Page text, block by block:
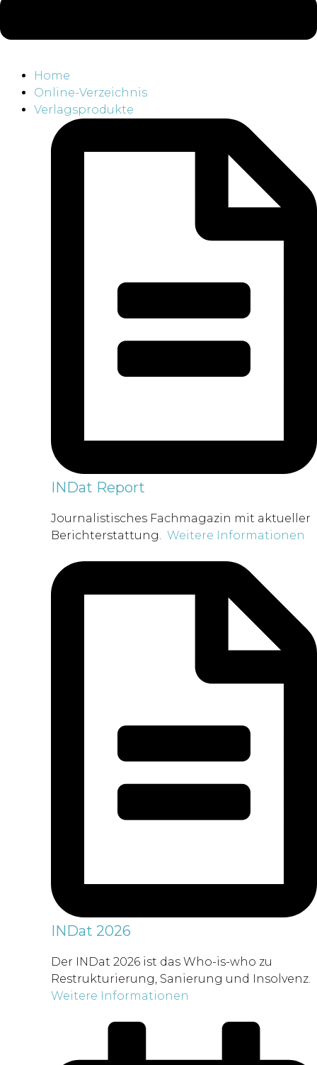
Home
Online-Verzeichnis
Verlagsprodukte
INDat Report
Journalistisches Fachmagazin mit aktueller
Berichterstattung. Weitere Informationen
INDat 2026
Der INDat 2026 ist das Who-is-who zu
Restrukturierung, Sanierung und Insolvenz.
Weitere Informationen